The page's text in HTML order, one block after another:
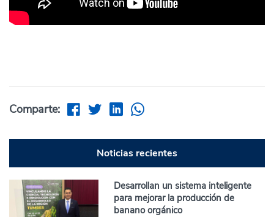
Comparte:
Noticias recientes
Desarrollan un sistema inteligente
para mejorar la producción de
banano orgánico